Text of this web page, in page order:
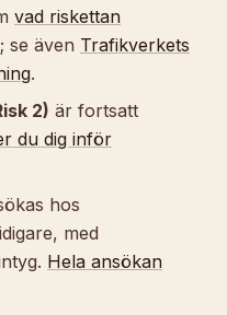
vad riskettan
; se även Trafikverkets
.
2) är fortsatt
du dig inför
hos
med
Hela ansökan